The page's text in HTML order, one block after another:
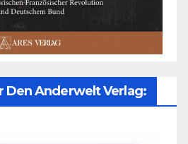
Den Anderwelt Verlag: